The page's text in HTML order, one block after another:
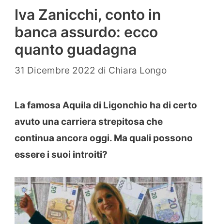
Iva Zanicchi, conto in
banca assurdo: ecco
quanto guadagna
31 Dicembre 2022 di Chiara Longo
La famosa Aquila di Ligonchio ha di certo
avuto una carriera strepitosa che
continua ancora oggi. Ma quali possono
essere i suoi introiti?